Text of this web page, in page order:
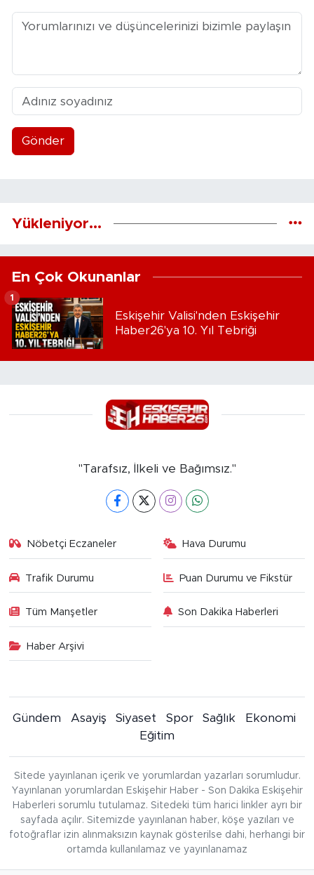
Gönder
Yükleniyor...
En Çok Okunanlar
Eskişehir Valisi'nden Eskişehir
Haber26'ya 10. Yıl Tebriği
1
"Tarafsız, İlkeli ve Bağımsız."
Nöbetçi Eczaneler Hava Durumu
Trafik Durumu Puan Durumu ve Fikstür
Tüm Manşetler Son Dakika Haberleri
Haber Arşivi
Gündem Asayiş Siyaset Spor Sağlık
Ekonomi
Eğitim
Sitede yayınlanan içerik ve yorumlardan yazarları sorumludur.
Yayınlanan yorumlardan Eskişehir Haber - Son Dakika Eskişehir
Haberleri sorumlu tutulamaz. Sitedeki tüm harici linkler ayrı bir
sayfada açılır. Sitemizde yayınlanan haber, köşe yazıları ve
fotoğraflar izin alınmaksızın kaynak gösterilse dahi, herhangi bir
ortamda kullanılamaz ve yayınlanamaz